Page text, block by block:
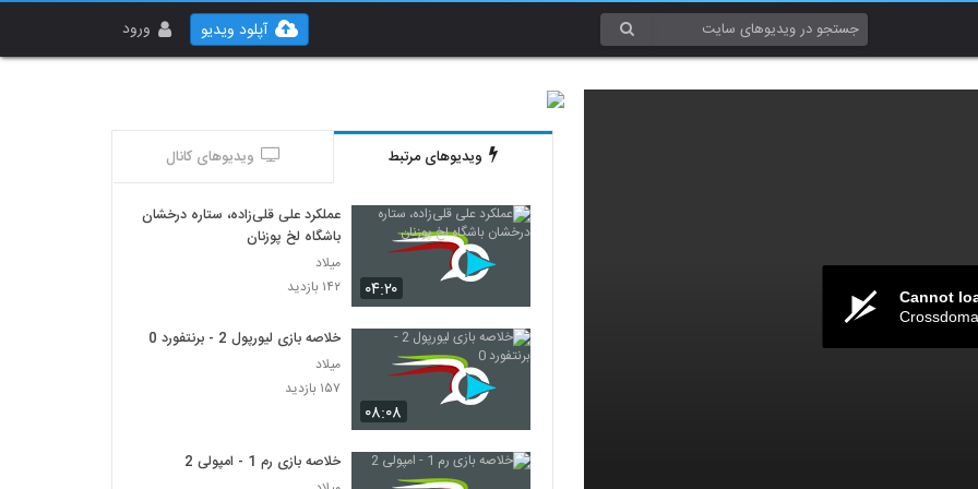
ورود آپلود ویدیو
Cannot
ویدیوهای مرتبط ویدیوهای کانال
۰۴:۲۰
عملکرد علی قلی‌زاده، ستاره درخشان
باشگاه لخ پوزنان
میلاد
۱۴۲ بازدید
۰۸:۰۸
خلاصه بازی لیورپول 2 - برنتفورد 0
میلاد
۱۵۷ بازدید
خلاصه بازی رم 1 - امپولی 2